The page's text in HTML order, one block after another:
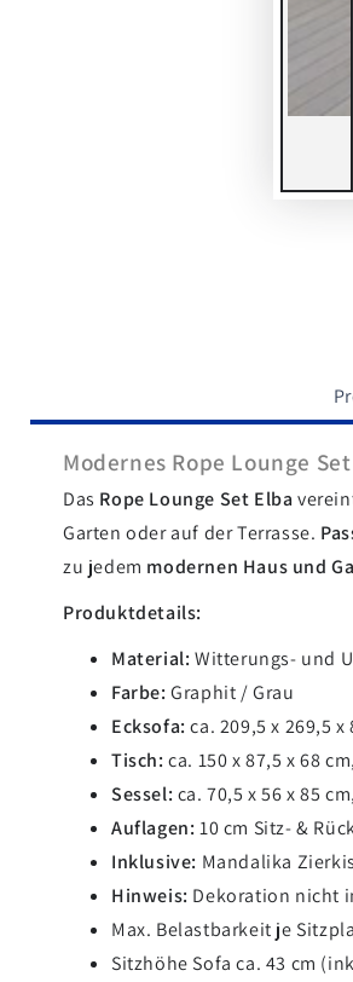
Modernes Rope Lounge
Das Rope Lounge Set Elba
Garten oder auf der Terrasse.
zu jedem modernen Haus und
Produktdetails:
Material: Witterungs- und
Farbe: Graphit / Grau
Ecksofa: ca. 209,5 x 269,5
Tisch: ca. 150 x 87,5 x 68
Sessel: ca. 70,5 x 56 x 85
Auflagen: 10 cm Sitz- &
Inklusive: Mandalika
Hinweis: Dekoration nicht
Max. Belastbarkeit je
Sitzhöhe Sofa ca. 43 cm